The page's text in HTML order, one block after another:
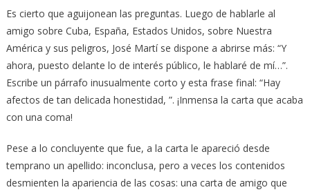
Es cierto que aguijonean las preguntas. Luego de hablarle al
amigo sobre Cuba, España, Estados Unidos, sobre Nuestra
América y sus peligros, José Martí se dispone a abrirse más: “Y
ahora, puesto delante lo de interés público, le hablaré de mí…”.
Escribe un párrafo inusualmente corto y esta frase final: “Hay
afectos de tan delicada honestidad, ”. ¡Inmensa la carta que acaba
con una coma!
Pese a lo concluyente que fue, a la carta le apareció desde
temprano un apellido: inconclusa, pero a veces los contenidos
desmienten la apariencia de las cosas: una carta de amigo que